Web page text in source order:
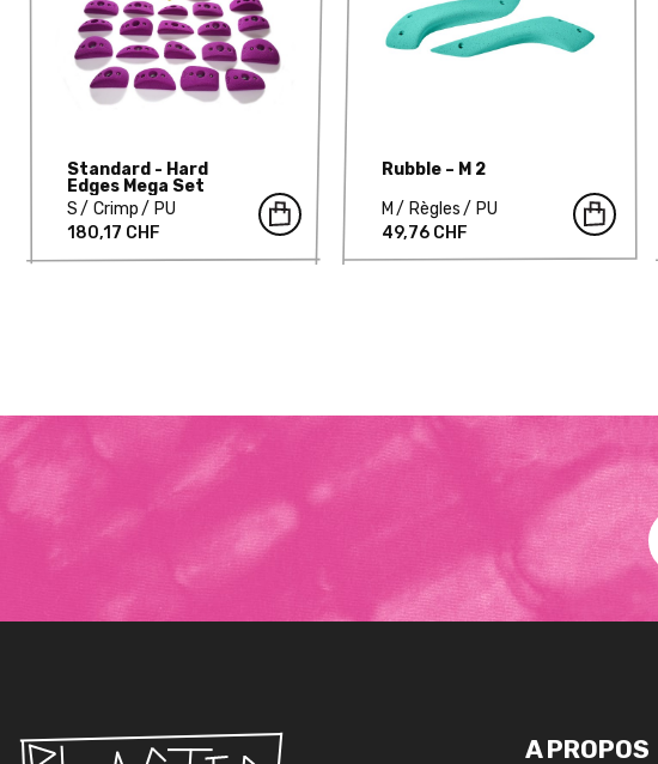
Standard - Hard
Edges Mega Set
S
Crimp
PU
180,17 CHF
Rubble – M 2
M
Règles
PU
49,76 CHF
A PROPOS